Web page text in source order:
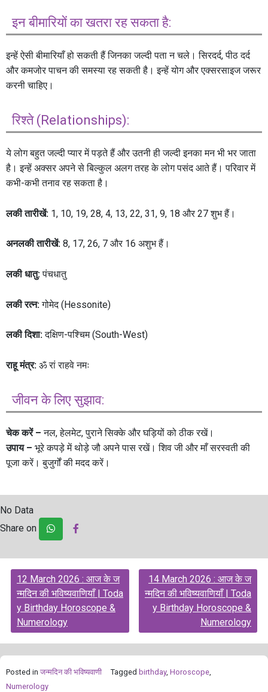
इन बीमारियों का खतरा रह सकता है:
इन्हें ऐसी बीमारियाँ हो सकती हैं जिनका जल्दी पता न चले। सिरदर्द, पीठ दर्द
और कमजोर पाचन की समस्या रह सकती है। इन्हें योग और एक्सरसाइज जरूर
करनी चाहिए।
रिश्ते (Relationships):
ये लोग बहुत जल्दी प्यार में पड़ते हैं और उतनी ही जल्दी इनका मन भी भर जाता
है। इन्हें अक्सर अपने से बिल्कुल अलग तरह के लोग पसंद आते हैं। परिवार में
कभी-कभी तनाव रह सकता है।
लकी तारीखें: 1, 10, 19, 28, 4, 13, 22, 31, 9, 18 और 27 शुभ हैं।
अनलकी तारीखें: 8, 17, 26, 7 और 16 अशुभ हैं।
लकी धातु:पंचधातु
लकी रत्न:गोमेद (Hessonite)
लकी दिशा:दक्षिण-पश्चिम (South-West)
राहू मंत्र: ॐ रां राहवे नमः
जीवन के लिए सुझाव:
चेक करें – नल, हेलमेट, पुराने सिक्के और घड़ियों को ठीक रखें।
उपाय – भूरे कपड़े में थोड़े जौ अपने पास रखें। शिव जी और माँ सरस्वती की
पूजा करें। बुजुर्गों की मदद करें।
No Data
Share on
Post
navigation
12 March 2026 : आज के ज
न्मदिन की भविष्यवाणियाँ | Toda
y Birthday Horoscope &
Numerology
14 March 2026 : आज के ज
न्मदिन की भविष्यवाणियाँ | Toda
y Birthday Horoscope &
Numerology
Posted in जन्मदिन की भविष्यवाणी Tagged birthday, Horoscope,
Numerology